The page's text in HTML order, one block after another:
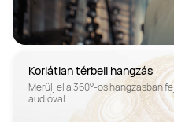
Korlátlan térbeli hangzás
Merülj el a 360°-os hangzásban
audióval